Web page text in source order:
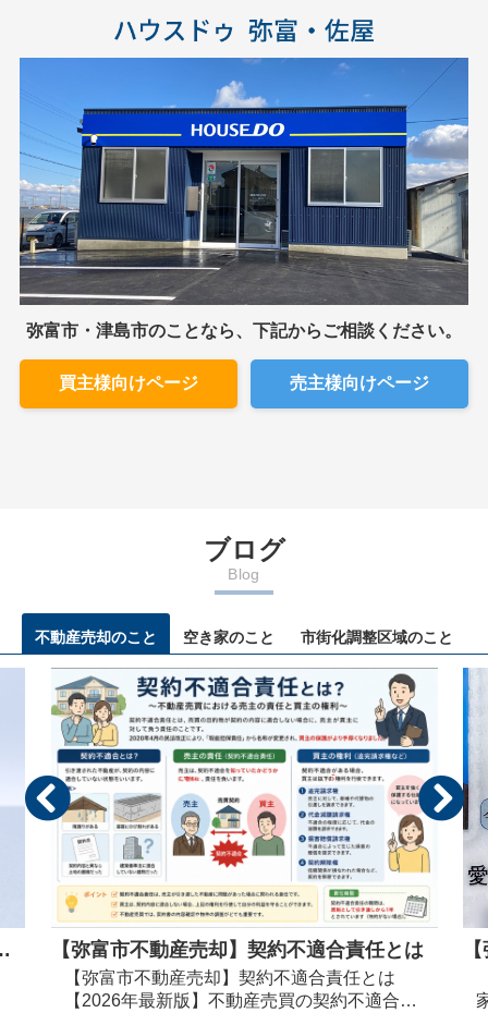
弥富市・津島市のことなら、下記からご相談ください。
買主様向けページ 売主様向けページ
ブログ
Blog
不動産売却のこと 空き家のこと 市街化調整区域のこと
適合責任とは
適合責任とは
の契約不適合責
【弥富市不動産売却】宅地建物取
【弥富市不動産売却】宅地建物
家資格で人気のある資格「宅建士」